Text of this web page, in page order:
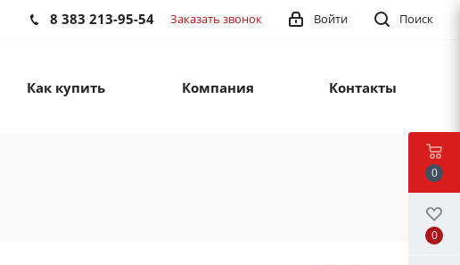
Поиск
Войти
8 383 213-95-54 Заказать звонок
Как купить Компания Контакты
0
0